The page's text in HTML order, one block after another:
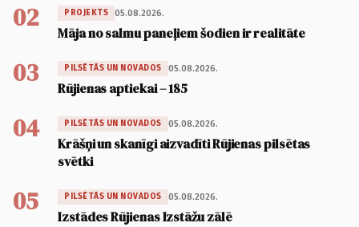
02 PROJEKTS 05.08.2026.
Māja no salmu paneļiem šodien ir realitāte
03 PILSĒTĀS UN NOVADOS 05.08.2026.
Rūjienas aptiekai – 185
04 PILSĒTĀS UN NOVADOS 05.08.2026.
Krāšņi un skanīgi aizvadīti Rūjienas pilsētas
svētki
05 PILSĒTĀS UN NOVADOS 05.08.2026.
Izstādes Rūjienas Izstāžu zālē